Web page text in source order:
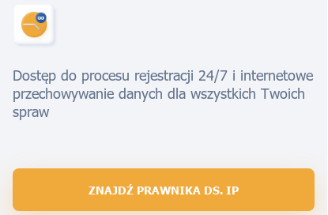
Dostęp do procesu rejestracji 24/7 i internetowe
przechowywanie danych dla wszystkich Twoich
spraw
ZNAJDŹ PRAWNIKA DS. IP